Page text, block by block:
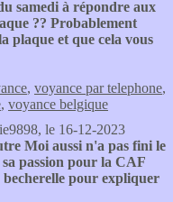
samedi à répondre aux
?? Probablement
plaque et que cela vous
, voyance par telephone,
, voyance belgique
le 16-12-2023
Moi aussi n'a pas fini le
passion pour la CAF
pour expliquer